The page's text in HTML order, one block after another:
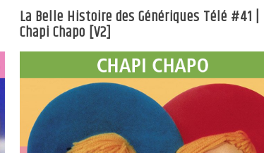
La Belle Histoire des Génériques Télé #41 |
Chapi Chapo [V2]